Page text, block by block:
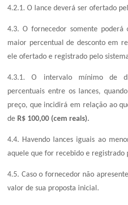
4.2.1. O lance deverá ser ofertado
4.3. O fornecedor somente
maior percentual de desconto em
ele ofertado e registrado pelo
4.3.1. O intervalo mínimo de
percentuais entre os lances,
preço, que incidirá em relação ao
de R$ 100,00 (cem reais).
4.4. Havendo lances iguais ao
aquele que for recebido e registrado
4.5. Caso o fornecedor não
valor de sua proposta inicial.